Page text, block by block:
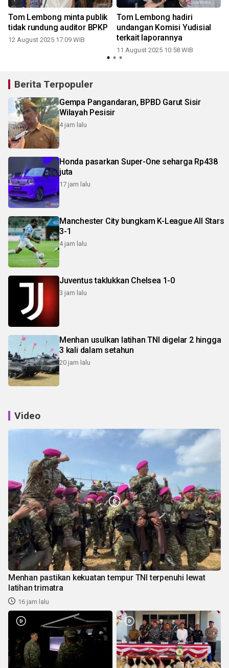
Tom Lembong minta publik
tidak rundung auditor BPKP
12 August 2025 17:09 WIB
Tom Lembong hadiri
undangan Komisi Yudisial
terkait laporannya
11 August 2025 10:58 WIB
Berita Terpopuler
Gempa Pangandaran, BPBD Garut Sisir
Wilayah Pesisir
4 jam lalu
Honda pasarkan Super-One seharga Rp438
juta
17 jam lalu
Manchester City bungkam K-League All Stars
3-1
4 jam lalu
Juventus taklukkan Chelsea 1-0
3 jam lalu
Menhan usulkan latihan TNI digelar 2 hingga
3 kali dalam setahun
20 jam lalu
Video
Menhan pastikan kekuatan tempur TNI terpenuhi lewat
latihan trimatra
16 jam lalu